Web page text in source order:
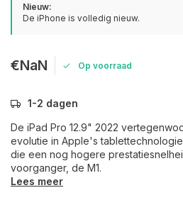
Nieuw:
De iPhone is volledig nieuw.
€NaN Op voorraad
1-2 dagen
De iPad Pro 12.9" 2022
evolutie in Apple's
die een nog hogere
voorganger, de M1.
Lees meer